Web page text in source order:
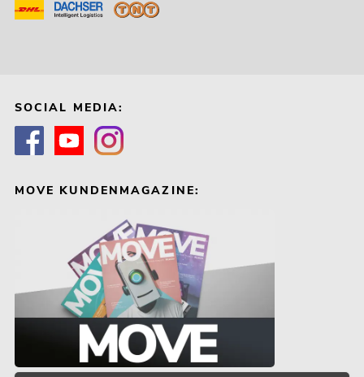
SOCIAL MEDIA:
MOVE KUNDENMAGAZINE: